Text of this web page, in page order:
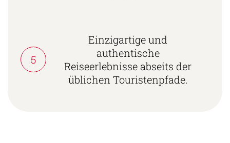
5
Einzigartige und
authentische
Reiseerlebnisse abseits der
üblichen Touristenpfade.